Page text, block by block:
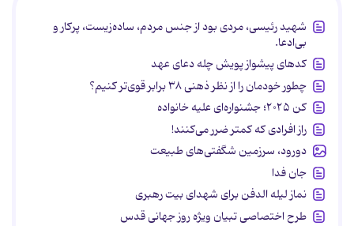
شهید رئیسی، مردی بود از جنس مردم، ساده‌زیست، پرکار و
بی‌ادعا.
کدهای پیشواز پویش چله دعای عهد
چطور خودمان را از نظر ذهنی ۳۸ برابر قوی‌تر کنیم؟
کن ۲۰۲۵؛ جشنواره‌ای علیه خانواده
راز افرادی که کمتر ضرر می‌کنند!
دورود، سرزمین شگفتی‌های طبیعت
جان فدا
نماز لیله الدفن برای شهدای بیت رهبری
طرح اختصاصی تبیان ویژه روز جهانی قدس